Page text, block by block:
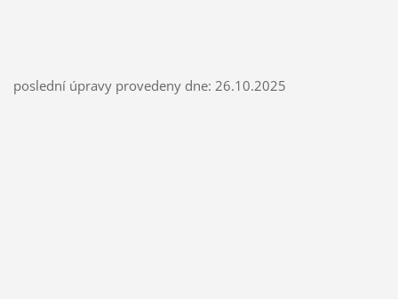
poslední úpravy provedeny dne: 26.10.2025